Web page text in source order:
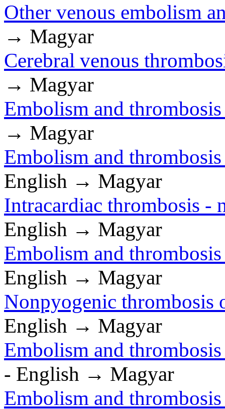
Other venous embolism
→ Magyar
Cerebral venous
→ Magyar
Embolism and
→ Magyar
Embolism and
English → Magyar
Intracardiac thrombosis -
English → Magyar
Embolism and
English → Magyar
Nonpyogenic thrombosis
English → Magyar
Embolism and
- English → Magyar
Embolism and